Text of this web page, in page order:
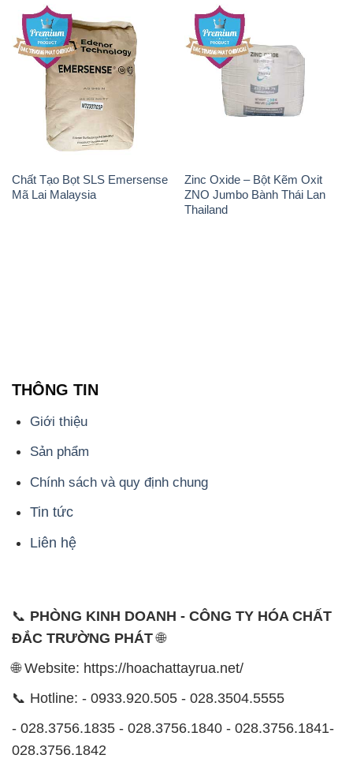
Chất Tạo Bọt SLS Emersense
Mã Lai Malaysia
Zinc Oxide – Bột Kẽm Oxit
ZNO Jumbo Bành Thái Lan
Thailand
THÔNG TIN
Giới thiệu
Sản phẩm
Chính sách và quy định chung
Tin tức
Liên hệ
📞 PHÒNG KINH DOANH - CÔNG TY HÓA CHẤT
ĐẮC TRƯỜNG PHÁT🌐
🌐 Website: https://hoachattayrua.net/
📞 Hotline: - 0933.920.505 - 028.3504.5555
- 028.3756.1835 - 028.3756.1840 - 028.3756.1841-
028.3756.1842